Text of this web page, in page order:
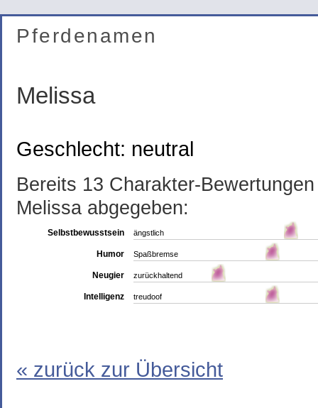
Pferdenamen
Melissa
Geschlecht: neutral
Bereits 13 Charakter-
Melissa abgegeben:
Selbstbewusstsein ängstlich
Humor Spaßbremse
Neugier zurückhaltend
Intelligenz treudoof
« zurück zur Übersicht